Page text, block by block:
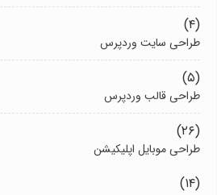
(۴)
طراحی سایت وردپرس
(۵)
طراحی قالب وردپرس
(۲۶)
طراحی موبایل اپلیکیشن
(۱۴)